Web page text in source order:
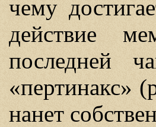
чему
действие
последней
«пертинакс»
нанет